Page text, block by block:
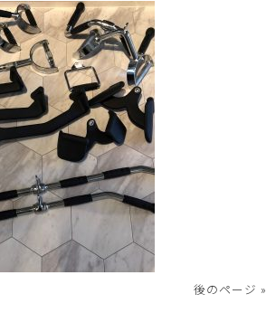
後のページ »